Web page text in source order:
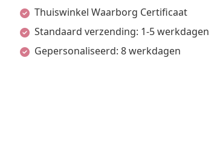
aantal
Thuiswinkel Waarborg Certificaat
Standaard verzending: 1-5 werkdagen
Gepersonaliseerd: 8 werkdagen